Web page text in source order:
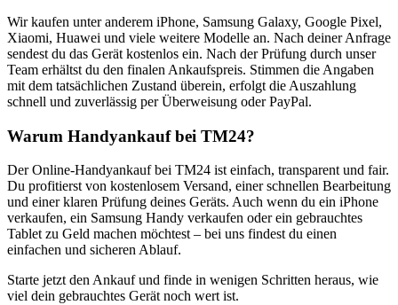
Wir kaufen unter anderem iPhone, Samsung Galaxy, Google Pixel,
Xiaomi, Huawei und viele weitere Modelle an. Nach deiner Anfrage
sendest du das Gerät kostenlos ein. Nach der Prüfung durch unser
Team erhältst du den finalen Ankaufspreis. Stimmen die Angaben
mit dem tatsächlichen Zustand überein, erfolgt die Auszahlung
schnell und zuverlässig per Überweisung oder PayPal.
Warum Handyankauf bei TM24?
Der Online-Handyankauf bei TM24 ist einfach, transparent und fair.
Du profitierst von kostenlosem Versand, einer schnellen Bearbeitung
und einer klaren Prüfung deines Geräts. Auch wenn du ein iPhone
verkaufen, ein Samsung Handy verkaufen oder ein gebrauchtes
Tablet zu Geld machen möchtest – bei uns findest du einen
einfachen und sicheren Ablauf.
Starte jetzt den Ankauf und finde in wenigen Schritten heraus, wie
viel dein gebrauchtes Gerät noch wert ist.